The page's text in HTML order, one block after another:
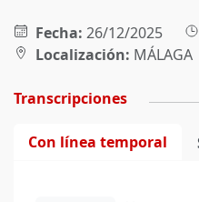
Fecha: 26/12/2025
Localización: MÁLAGA
Transcripciones
Con línea temporal